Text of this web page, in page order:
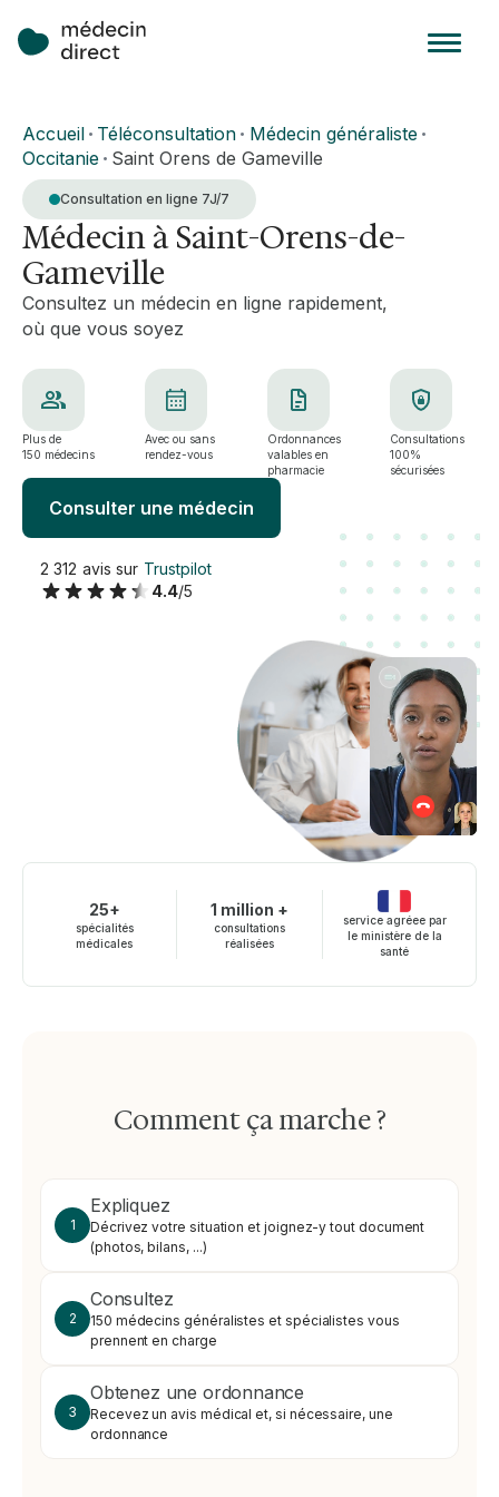
Accueil • Téléconsultation • Médecin généraliste•
Occitanie • Saint Orens de Gameville
Consultation en ligne 7J/7
Médecin à Saint-Orens-de-
Gameville
Consultez un médecin en ligne rapidement,
où que vous soyez
Plus de
150 médecins
Avec ou sans
rendez-vous
Ordonnances
valables en
pharmacie
Consultations
100%
sécurisées
Consulter une médecin
2 312 avis sur Trustpilot
4.4/5
25+
spécialités
médicales
1 million +
consultations
réalisées
service agréee par
le ministère de la
santé
Comment ça marche ?
1
Expliquez
Décrivez votre situation et joignez-y tout document
(photos, bilans, ...)
2
Consultez
150 médecins généralistes et spécialistes vous
prennent en charge
3
Obtenez une ordonnance
Recevez un avis médical et, si nécessaire, une
ordonnance